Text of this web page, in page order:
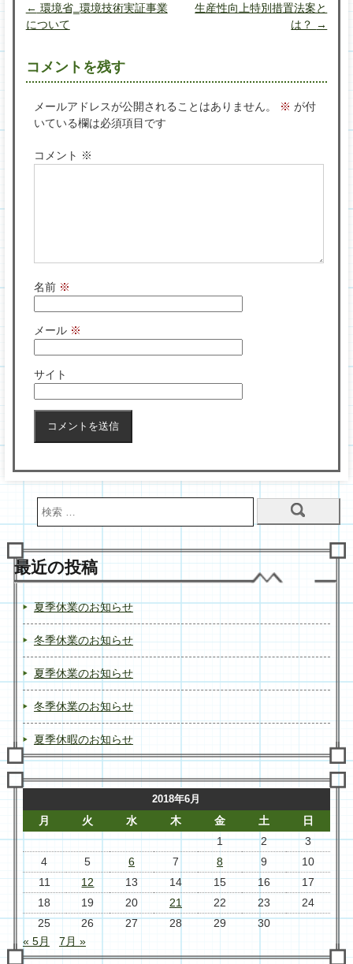
← 環境省‗環境技術実証事業
について
生産性向上特別措置法案と
は？ →
コメントを残す
メールアドレスが公開されることはありません。 ※ が付
いている欄は必須項目です
コメント ※
名前 ※
メール ※
サイト
最近の投稿
夏季休業のお知らせ
冬季休業のお知らせ
夏季休業のお知らせ
冬季休業のお知らせ
夏季休暇のお知らせ
2018年6月
月 火 水 木 金 土
日
1
2
3
4
5 6 7 8 9
10
11
12 13 14 15 16
17
18
19 20 21 22 23
24
25
26 27 28 29
30
« 5月
7月 »